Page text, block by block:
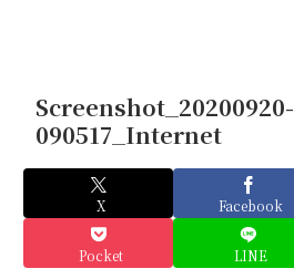
Screenshot_20200920-
090517_Internet
X Facebook
Pocket LINE